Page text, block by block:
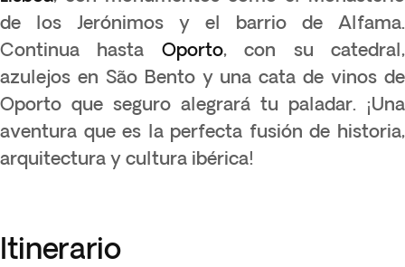
de los Jerónimos y el barrio de Alfama.
Continua hasta Oporto, con su catedral,
azulejos en São Bento y una cata de vinos de
Oporto que seguro alegrará tu paladar. ¡Una
aventura que es la perfecta fusión de historia,
arquitectura y cultura ibérica!
Itinerario